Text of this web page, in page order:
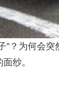
”？为何会
纱。